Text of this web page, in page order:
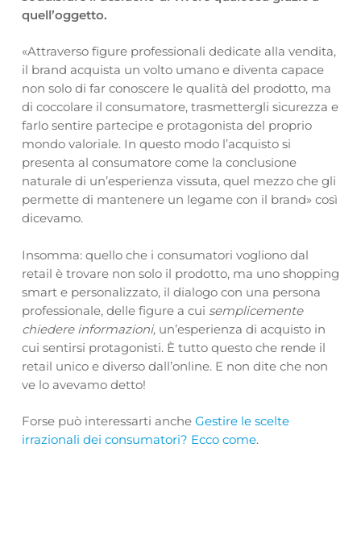
quell’oggetto.
«Attraverso figure professionali dedicate alla vendita,
il brand acquista un volto umano e diventa capace
non solo di far conoscere le qualità del prodotto, ma
di coccolare il consumatore, trasmettergli sicurezza e
farlo sentire partecipe e protagonista del proprio
mondo valoriale. In questo modo l’acquisto si
presenta al consumatore come la conclusione
naturale di un’esperienza vissuta, quel mezzo che gli
permette di mantenere un legame con il brand» così
dicevamo.
Insomma: quello che i consumatori vogliono dal
retail è trovare non solo il prodotto, ma uno shopping
smart e personalizzato, il dialogo con una persona
professionale, delle figure a cui semplicemente
chiedere informazioni,un’esperienza di acquisto in
cui sentirsi protagonisti. È tutto questo che rende il
retail unico e diverso dall’online. E non dite che non
ve lo avevamo detto!
Forse può interessarti anche Gestire le scelte
irrazionali dei consumatori? Ecco come.